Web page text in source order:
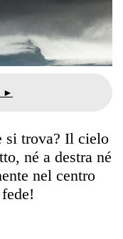
si trova? Il cielo
né a destra né
nel centro